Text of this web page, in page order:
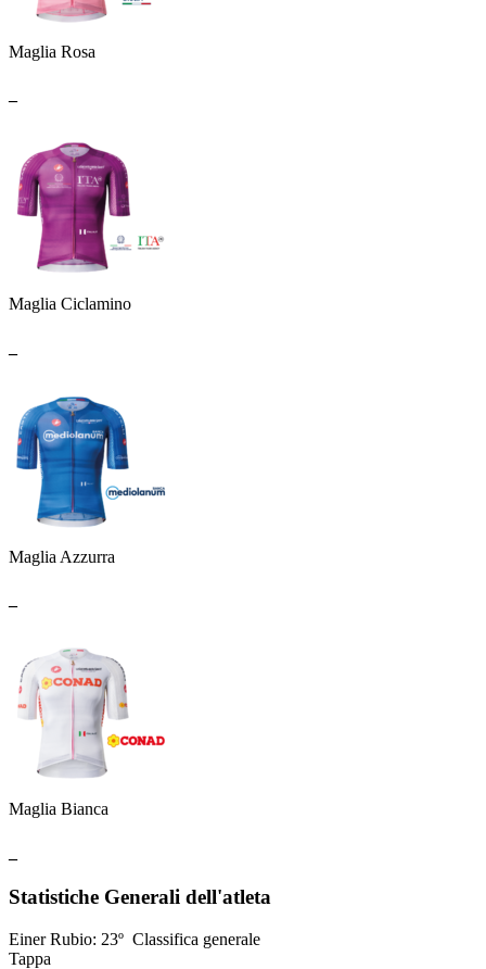
Maglia Rosa
Maglia Ciclamino
Maglia Azzurra
Maglia Bianca
Statistiche Generali dell'atleta
Einer Rubio: 23º Classifica generale
Tappa